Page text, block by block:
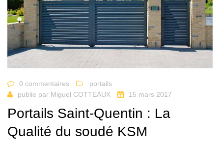
0 commentaires
portails
publie par Miguel COTTEAUX 15 mars 2017
Portails Saint-Quentin : La
Qualité du soudé KSM